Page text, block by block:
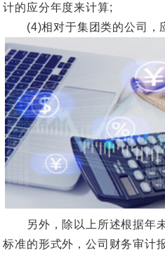
计的应分年度来计算;
(4)相对于集团类的公司，
另外，除以上所述根据年未
标准的形式外，公司财务审计